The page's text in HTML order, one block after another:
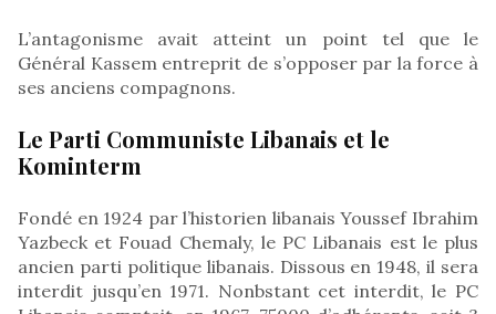
L’antagonisme avait atteint un point tel que le
Général Kassem entreprit de s’opposer par la force à
ses anciens compagnons.
Le Parti Communiste Libanais et le
Kominterm
Fondé en 1924 par l’historien libanais Youssef Ibrahim
Yazbeck et Fouad Chemaly, le PC Libanais est le plus
ancien parti politique libanais. Dissous en 1948, il sera
interdit jusqu’en 1971. Nonbstant cet interdit, le PC